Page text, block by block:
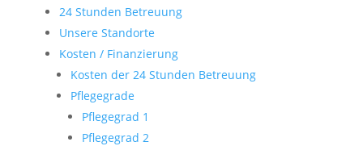
24 Stunden Betreuung
Unsere Standorte
Kosten / Finanzierung
Kosten der 24 Stunden Betreuung
Pflegegrade
Pflegegrad 1
Pflegegrad 2